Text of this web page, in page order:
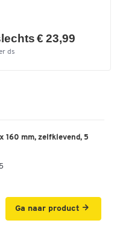
€ 23,99
ds
160 mm, zelfklevend, 5
Ga naar product